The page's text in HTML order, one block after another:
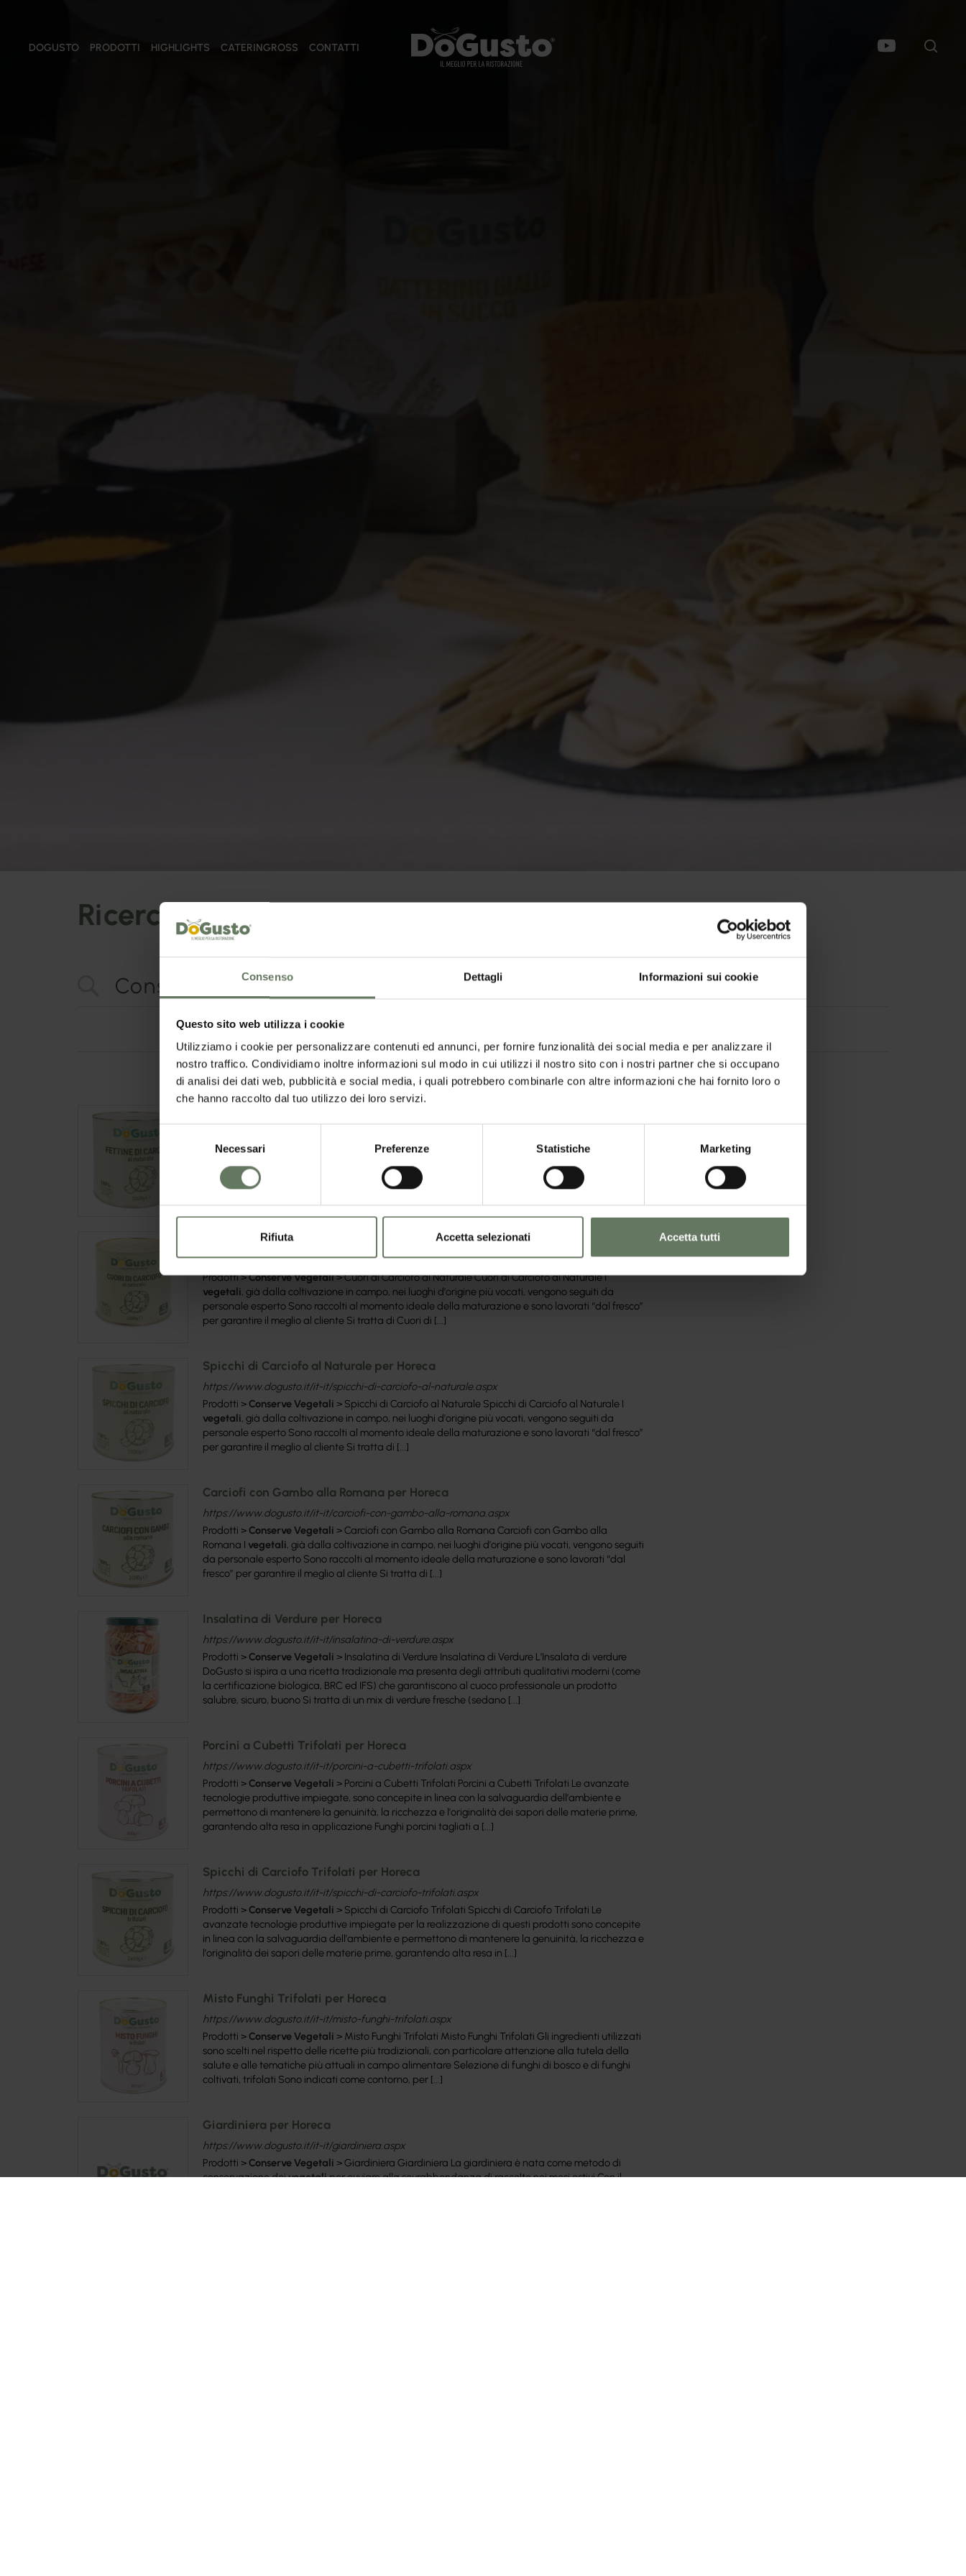
Consenso Dettagli Informazioni sui cookie
Questo sito web utilizza i cookie
Utilizziamo i cookie per personalizzare contenuti ed annunci, per fornire funzionalità dei social media e per analizzare il
nostro traffico. Condividiamo inoltre informazioni sul modo in cui utilizzi il nostro sito con i nostri partner che si occupano
di analisi dei dati web, pubblicità e social media, i quali potrebbero combinarle con altre informazioni che hai fornito loro o
che hanno raccolto dal tuo utilizzo dei loro servizi.
Necessari Preferenze Statistiche Marketing
Rifiuta Accetta selezionati Accetta tutti
DOGUSTO PRODOTTI HIGHLIGHTS CATERINGROSS CONTATTI
Ricerca
Risultati: 15 - pag 1/2 « 1 2 »
Prodotti >Conserve
> Fettine Di Carciofo al Naturale Fettine Di Carciofo al Naturale
Deliziose fettine di carciofi ottenute dall'ortaggio intero, ideali per essere gustati come contorno,
per farcire panini e focacce e per creare fantasiosi crostini Vantano una shelf life di 36 mesi.
Cuori di Carciofo al Naturale per Horeca
https://www.dogusto.it/it-it/cuori-di-carciofo-al-naturale.aspx
Prodotti >ConserveVegetali> Cuori di Carciofo al Naturale Cuori di Carciofo al Naturale I
vegetali, già dalla coltivazione in campo, nei luoghi d’origine più vocati, vengono seguiti da
personale esperto Sono raccolti al momento ideale della maturazione e sono lavorati “dal fresco”
per garantire il meglio al cliente Si tratta di Cuori di [...]
Spicchi di Carciofo al Naturale per Horeca
https://www.dogusto.it/it-it/spicchi-di-carciofo-al-naturale.aspx
Prodotti >ConserveVegetali > Spicchi di Carciofo al Naturale Spicchi di Carciofo al Naturale I
vegetali, già dalla coltivazione in campo, nei luoghi d’origine più vocati, vengono seguiti da
personale esperto Sono raccolti al momento ideale della maturazione e sono lavorati “dal fresco”
per garantire il meglio al cliente Si tratta di [...]
Carciofi con Gambo alla Romana per Horeca
https://www.dogusto.it/it-it/carciofi-con-gambo-alla-romana.aspx
Prodotti >ConserveVegetali > Carciofi con Gambo alla Romana Carciofi con Gambo alla
Romana I vegetali, già dalla coltivazione in campo, nei luoghi d’origine più vocati, vengono seguiti
da personale esperto Sono raccolti al momento ideale della maturazione e sono lavorati “dal
fresco” per garantire il meglio al cliente Si tratta di [...]
Insalatina di Verdure per Horeca
https://www.dogusto.it/it-it/insalatina-di-verdure.aspx
Prodotti >ConserveVegetali > Insalatina di Verdure Insalatina di Verdure L’Insalata di verdure
DoGusto si ispira a una ricetta tradizionale ma presenta degli attributi qualitativi moderni (come
la certificazione biologica, BRC ed IFS) che garantiscono al cuoco professionale un prodotto
salubre, sicuro, buono Si tratta di un mix di verdure fresche (sedano [...]
Porcini a Cubetti Trifolati per Horeca
https://www.dogusto.it/it-it/porcini-a-cubetti-trifolati.aspx
Prodotti >ConserveVegetali > Porcini a Cubetti Trifolati Porcini a Cubetti Trifolati Le avanzate
tecnologie produttive impiegate, sono concepite in linea con la salvaguardia dell’ambiente e
permettono di mantenere la genuinità, la ricchezza e l’originalità dei sapori delle materie prime,
garantendo alta resa in applicazione Funghi porcini tagliati a [...]
Spicchi di Carciofo Trifolati per Horeca
https://www.dogusto.it/it-it/spicchi-di-carciofo-trifolati.aspx
Prodotti >ConserveVegetali > Spicchi di Carciofo Trifolati Spicchi di Carciofo Trifolati Le
avanzate tecnologie produttive impiegate per la realizzazione di questi prodotti sono concepite
in linea con la salvaguardia dell’ambiente e permettono di mantenere la genuinità, la ricchezza e
l’originalità dei sapori delle materie prime, garantendo alta resa in [...]
Misto Funghi Trifolati per Horeca
https://www.dogusto.it/it-it/misto-funghi-trifolati.aspx
Prodotti >ConserveVegetali > Misto Funghi Trifolati Misto Funghi Trifolati Gli ingredienti utilizzati
sono scelti nel rispetto delle ricette più tradizionali, con particolare attenzione alla tutela della
salute e alle tematiche più attuali in campo alimentare Selezione di funghi di bosco e di funghi
coltivati, trifolati Sono indicati come contorno, per [...]
Giardiniera per Horeca
https://www.dogusto.it/it-it/giardiniera.aspx
Prodotti >ConserveVegetali > Giardiniera Giardiniera La giardiniera è nata come metodo di
conservazione deivegetaliper ovviare alla sovrabbondanza di raccolto nei mesi estivi Con il